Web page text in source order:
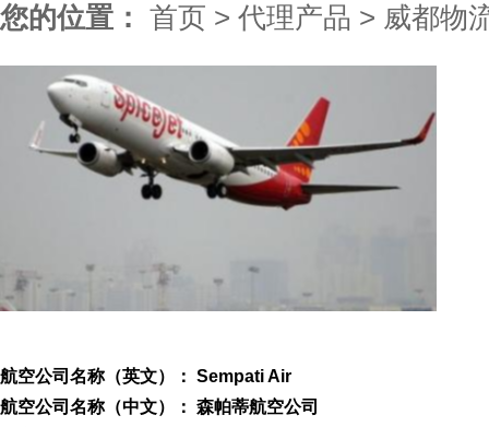
您的位置： 首页 > 代理产品 > 威都物
航空公司名称（英文）： Sempati Air
航空公司名称（中文）： 森帕蒂航空公司